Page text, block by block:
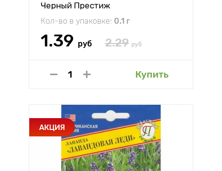
Черный Престиж
Кол-во в упаковке: 0.1 г
1.39 руб 2.29 руб
Купить
АКЦИЯ